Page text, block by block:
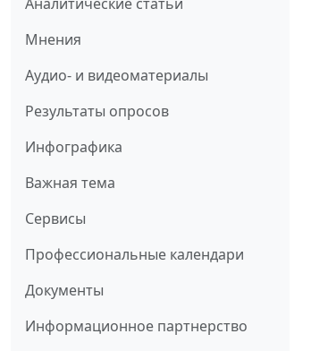
Мнения
Аудио- и видеоматериалы
Результаты опросов
Инфографика
Важная тема
Сервисы
Профессиональные календари
Документы
Информационное партнерство